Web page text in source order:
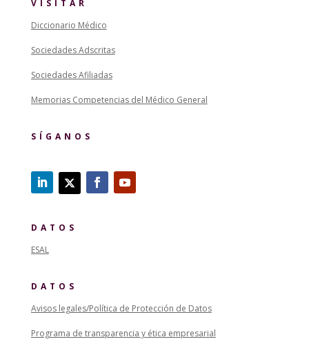
VISITAR
Diccionario Médico
Sociedades Adscritas
Sociedades Afiliadas
Memorias Competencias del Médico General
SÍGANOS
DATOS
ESAL
DATOS
Avisos legales/Política de Protección de Datos
Programa de transparencia y ética empresarial